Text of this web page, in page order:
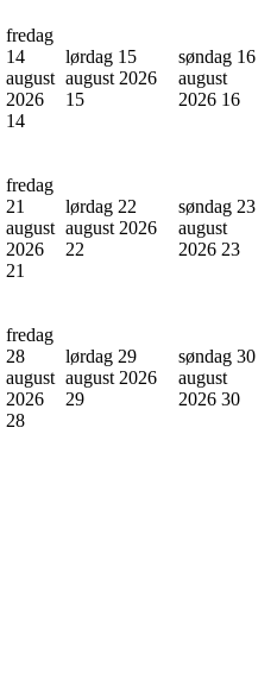
fredag
14
august
2026
14
lørdag 15
august 2026
15
søndag 16
august
2026 16
fredag
21
august
2026
21
lørdag 22
august 2026
22
søndag 23
august
2026 23
fredag
28
august
2026
28
lørdag 29
august 2026
29
søndag 30
august
2026 30